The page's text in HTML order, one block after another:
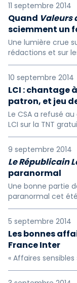
11 septembre 2014
Quand Valeurs
sciemment un
Une lumière crue
rédactions et sur
10 septembre 2014
LCI : chantage
patron, et jeu
Le CSA a refusé
LCI sur la TNT
9 septembre 2014
Le Républicain
paranormal
Une bonne partie
paranormal cet
5 septembre 2014
Les bonnes
France Inter
« Affaires